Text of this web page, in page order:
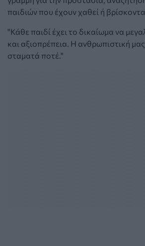
παιδιών που έχουν χαθεί ή
"Κάθε παιδί έχει το δικαίωμα να
και αξιοπρέπεια. Η ανθρωπιστική
σταματά ποτέ."